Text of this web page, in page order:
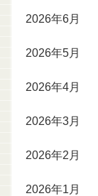
2026年6月
2026年5月
2026年4月
2026年3月
2026年2月
2026年1月